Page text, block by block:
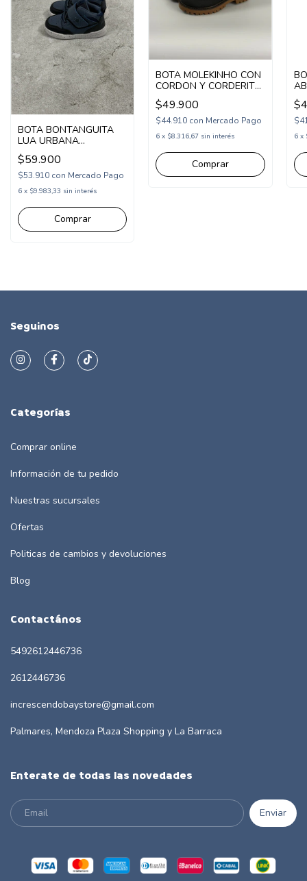
BOTA BONTANGUITA
LUA URBANA
ESTRELLA ABROJO Y
ELASTICO 20-25
MARINO (BOLUAMA)
$59.900
$53.910 con Mercado Pago
6 x $9.983,33 sin interés
Comprar
BOTA MOLEKINHO CON
CORDON Y CORDERITO
21-27 (MK43373)
$49.900
$44.910 con Mercado Pago
6 x $8.316,67 sin interés
Comprar
6 x
Seguinos
Categorías
Comprar online
Información de tu pedido
Nuestras sucursales
Ofertas
Politicas de cambios y devoluciones
Blog
Contactános
5492612446736
2612446736
increscendobaystore@gmail.com
Palmares, Mendoza Plaza Shopping y La Barraca
Enterate de todas las novedades